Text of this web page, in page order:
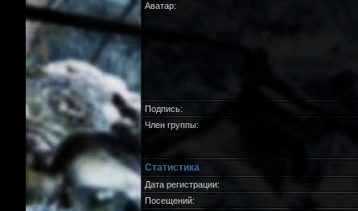
Аватар:
Подпись:
Член группы:
Статистика
Дата регистрации:
Посещений: